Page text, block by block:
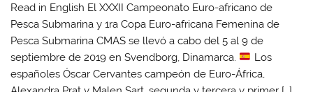
Read in English El XXXII Campeonato Euro-africano de
Pesca Submarina y 1ra Copa Euro-africana Femenina de
Pesca Submarina CMAS se llevó a cabo del 5 al 9 de
septiembre de 2019 en Svendborg, Dinamarca.
Los
españoles Óscar Cervantes campeón de Euro-África,